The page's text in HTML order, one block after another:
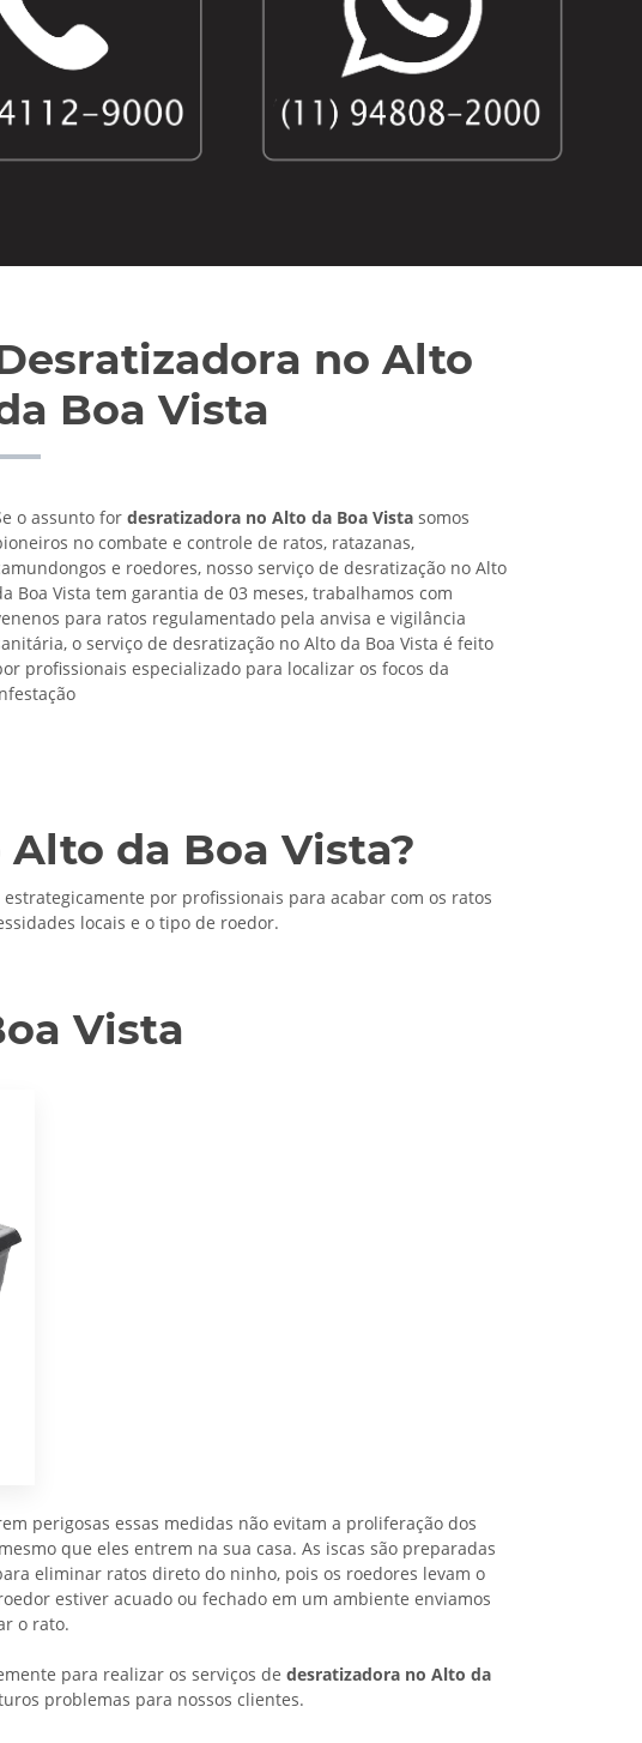
no Alto
Boa Vista
o assunto for desratizadora no Alto da Boa Vista somos
no combate e controle de ratos, ratazanas,
e roedores, nosso serviço de desratização no Alto
Boa Vista tem garantia de 03 meses, trabalhamos com
para ratos regulamentado pela anvisa e vigilância
o serviço de desratização no Alto da Boa Vista é feito
profissionais especializado para localizar os focos da
da Boa Vista?
por profissionais para acabar com os ratos
locais e o tipo de roedor.
Vista
perigosas essas medidas não evitam a proliferação dos
que eles entrem na sua casa. As iscas são preparadas
eliminar ratos direto do ninho, pois os roedores levam o
estiver acuado ou fechado em um ambiente enviamos
o rato.
para realizar os serviços de desratizadora no Alto da
problemas para nossos clientes.